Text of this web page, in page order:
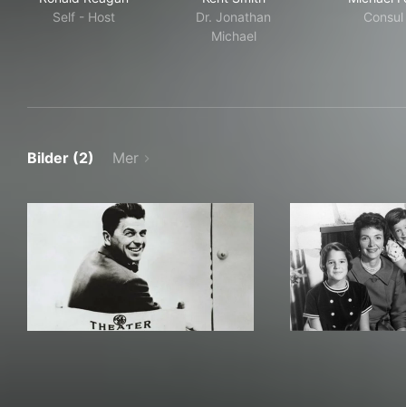
Self - Host
Dr. Jonathan
Michael
Consul
Bilder (2) Mer